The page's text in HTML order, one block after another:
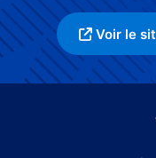
Voir le